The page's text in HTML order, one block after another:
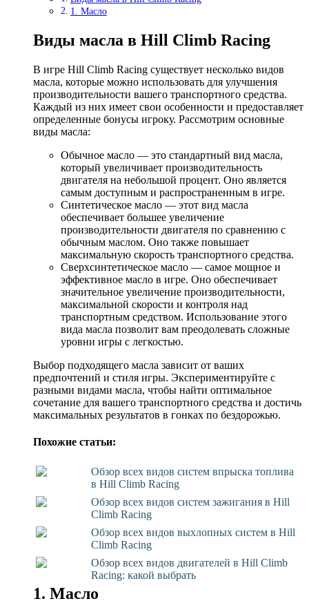
1. Масло
Виды масла в Hill Climb Racing
В игре Hill Climb Racing существует несколько видов
масла, которые можно использовать для улучшения
производительности вашего транспортного средства.
Каждый из них имеет свои особенности и предоставляет
определенные бонусы игроку. Рассмотрим основные
виды масла:
Обычное масло — это стандартный вид масла,
который увеличивает производительность
двигателя на небольшой процент. Оно является
самым доступным и распространенным в игре.
Синтетическое масло — этот вид масла
обеспечивает большее увеличение
производительности двигателя по сравнению с
обычным маслом. Оно также повышает
максимальную скорость транспортного средства.
Сверхсинтетическое масло — самое мощное и
эффективное масло в игре. Оно обеспечивает
значительное увеличение производительности,
максимальной скорости и контроля над
транспортным средством. Использование этого
вида масла позволит вам преодолевать сложные
уровни игры с легкостью.
Выбор подходящего масла зависит от ваших
предпочтений и стиля игры. Экспериментируйте с
разными видами масла, чтобы найти оптимальное
сочетание для вашего транспортного средства и достичь
максимальных результатов в гонках по бездорожью.
Похожие статьи:
Обзор всех видов систем впрыска топлива
в Hill Climb Racing
Обзор всех видов систем зажигания в Hill
Climb Racing
Обзор всех видов выхлопных систем в Hill
Climb Racing
Обзор всех видов двигателей в Hill Climb
Racing: какой выбрать
1. Масло